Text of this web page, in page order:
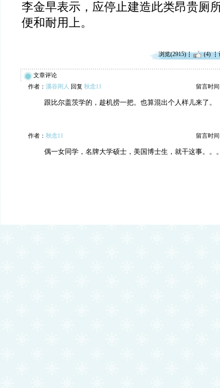
李金早表示，应停止建造此类昂贵厕
便和耐用上。
浏览(2915) (4)
文章评论
作者： 溪谷闲人 回复 秋念11 留言时间
跟比尔盖茨学的，趁机捞一把。也算混出个人样儿来了。
作者： 秋念11 留言时间
偶一女同学，名牌大学硕士，美国博士生，就干这事。。